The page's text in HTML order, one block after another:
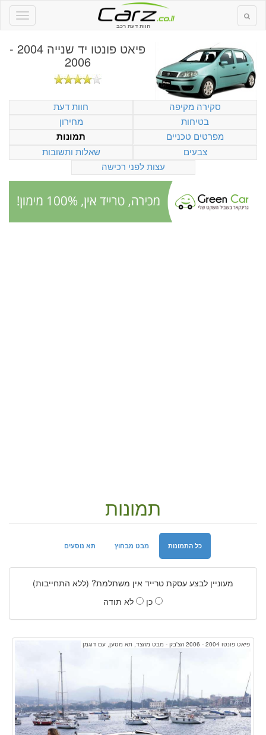
חוות דעת רכב
פיאט פונטו יד שנייה 2004 -
2006
סקירה מקיפה
חוות דעת
בטיחות
מחירון
מפרטים טכניים
תמונות
צבעים
שאלות ותשובות
עצות לפני רכישה
תמונות
תא נוסעים מבט מבחוץ כל התמונות
מעוניין לבצע עסקת טרייד אין משתלמת? (ללא התחייבות)
כן
לא תודה
פיאט פונטו 2004 - 2006 הצ'בק - מבט מהצד, תא מטען, עם דוגמן